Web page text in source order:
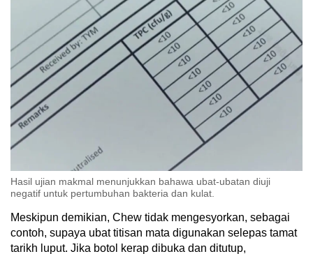
Hasil ujian makmal menunjukkan bahawa ubat-ubatan diuji
negatif untuk pertumbuhan bakteria dan kulat.
Meskipun demikian, Chew tidak mengesyorkan, sebagai
contoh, supaya ubat titisan mata digunakan selepas tamat
tarikh luput. Jika botol kerap dibuka dan ditutup,